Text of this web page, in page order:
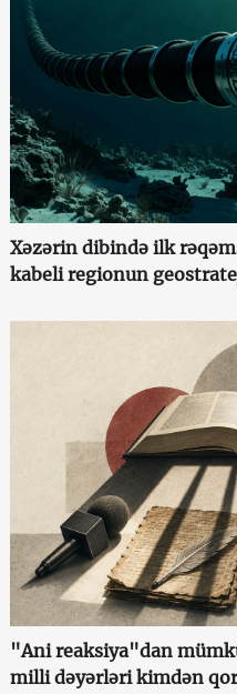
Xəzərin dibində ilk
kabeli regionun
"Ani reaksiya"dan
milli dəyərləri kimdən